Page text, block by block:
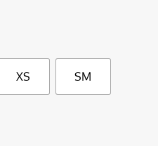
XS SM